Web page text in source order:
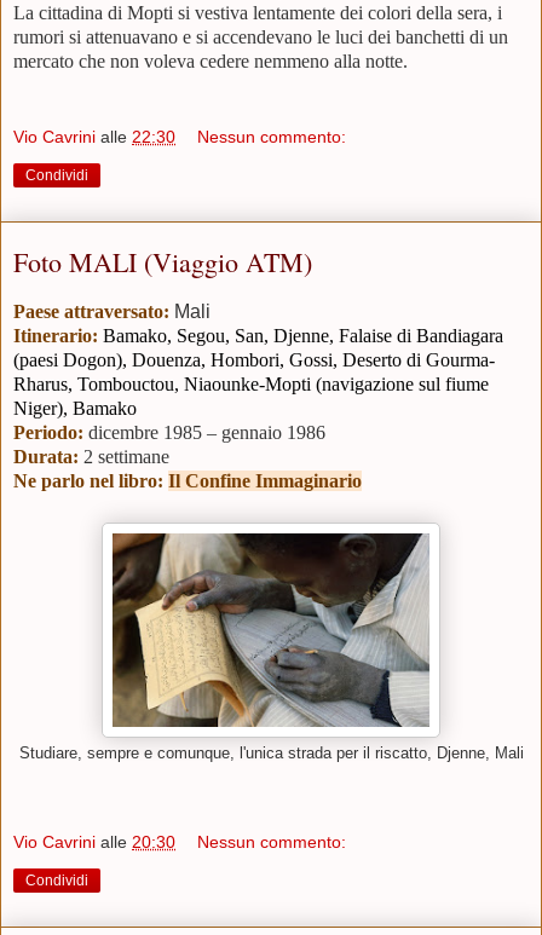
La cittadina di Mopti si vestiva lentamente dei colori della sera, i
rumori si attenuavano e si accendevano le luci dei banchetti di un
mercato che non voleva cedere nemmeno alla notte.
Vio Cavrini alle 22:30 Nessun commento:
Condividi
Foto MALI (Viaggio ATM)
Paese attraversato: Mali
Itinerario: Bamako, Segou, San, Djenne, Falaise di Bandiagara
(paesi Dogon), Douenza, Hombori, Gossi, Deserto di Gourma-
Rharus, Tombouctou, Niaounke-Mopti (navigazione sul fiume
Niger), Bamako
Periodo: dicembre 1985 – gennaio 1986
Durata: 2 settimane
Ne parlo nel libro: Il Confine Immaginario
Studiare, sempre e comunque, l'unica strada per il riscatto, Djenne, Mali
Vio Cavrini alle 20:30 Nessun commento:
Condividi